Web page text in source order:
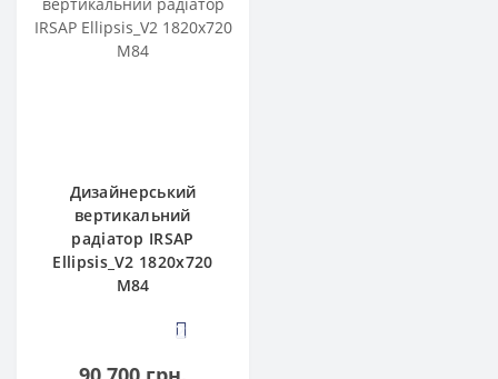
Дизайнерський
вертикальний
радіатор IRSAP
Ellipsis_V2 1820x720
M84
2